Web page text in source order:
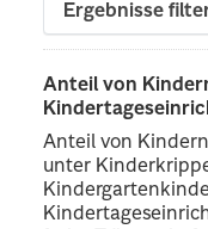
Ergebnisse
Anteil von
Anteil von
unter